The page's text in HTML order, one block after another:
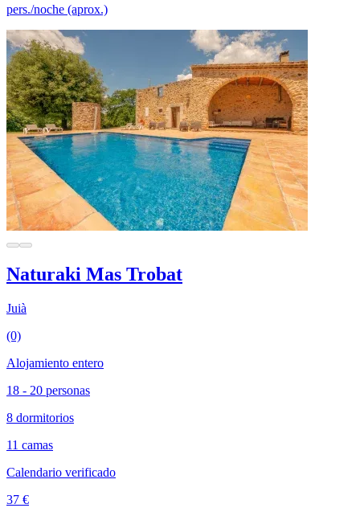
pers./noche (aprox.)
Naturaki Mas Trobat
Juià
(0)
Alojamiento entero
18 - 20 personas
8 dormitorios
11 camas
Calendario verificado
37 €